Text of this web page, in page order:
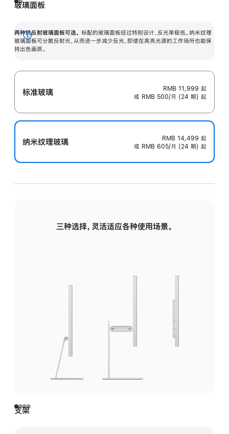
玻璃面板
两种抗反射玻璃面板可选。 标配的玻璃面板经过特别设计，反光率极低。纳米纹理
玻璃面板可分散反射光，从而进一步减少反光，即使在高亮光源的工作场所也能保
持出色画质。
展
开
标准玻璃 RMB 11,999 起
或 RMB 500/月 (24 期) 起
纳米纹理玻璃 RMB 14,499 起
或 RMB 605/月 (24 期) 起
三种选择，灵活适应各种使用场景。
支架